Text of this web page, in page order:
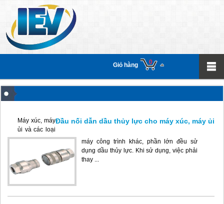
Giỏ hàng 0
Đầu nối dẫn dầu thủy lực cho máy xúc, máy ủi
Máy xúc, máy
ủi và các loại
máy công trình khác, phần lớn đều sử
dụng dầu thủy lực. Khi sử dụng, việc phải
thay ...